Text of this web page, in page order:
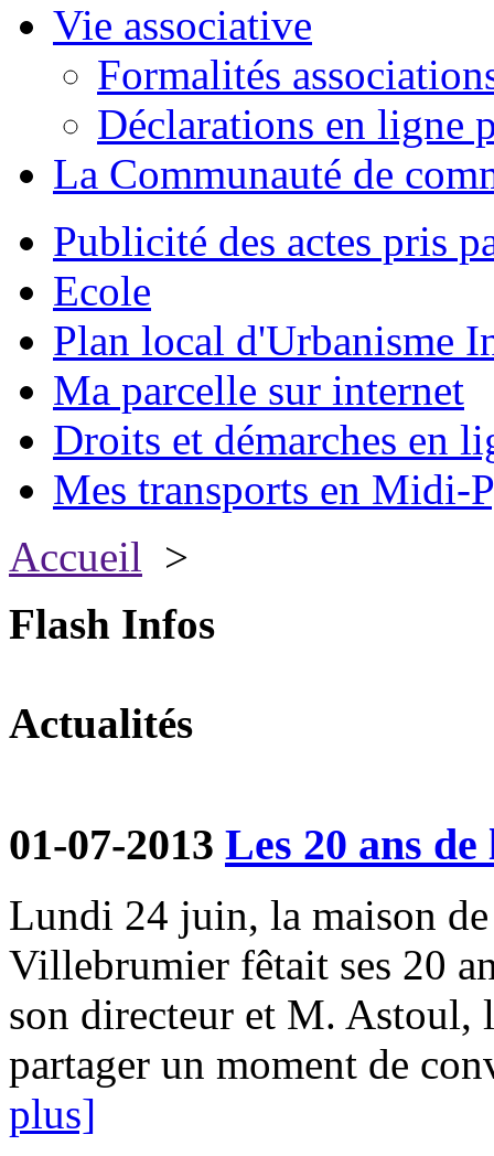
Vie associative
Formalités
Déclarations en ligne
La Communauté de
Publicité des actes pris
Ecole
Plan local d'Urbanisme
Ma parcelle sur internet
Droits et démarches en
Mes transports en Midi-
Accueil >
Flash Infos
Actualités
01-07-2013 Les 20 ans
Lundi 24 juin, la maison de
Villebrumier fêtait ses 20
son directeur et M.
partager un moment de
plus]